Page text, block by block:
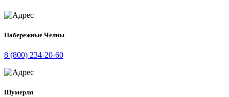
Набережные Челны
8 (800) 234-20-60
Шумерля